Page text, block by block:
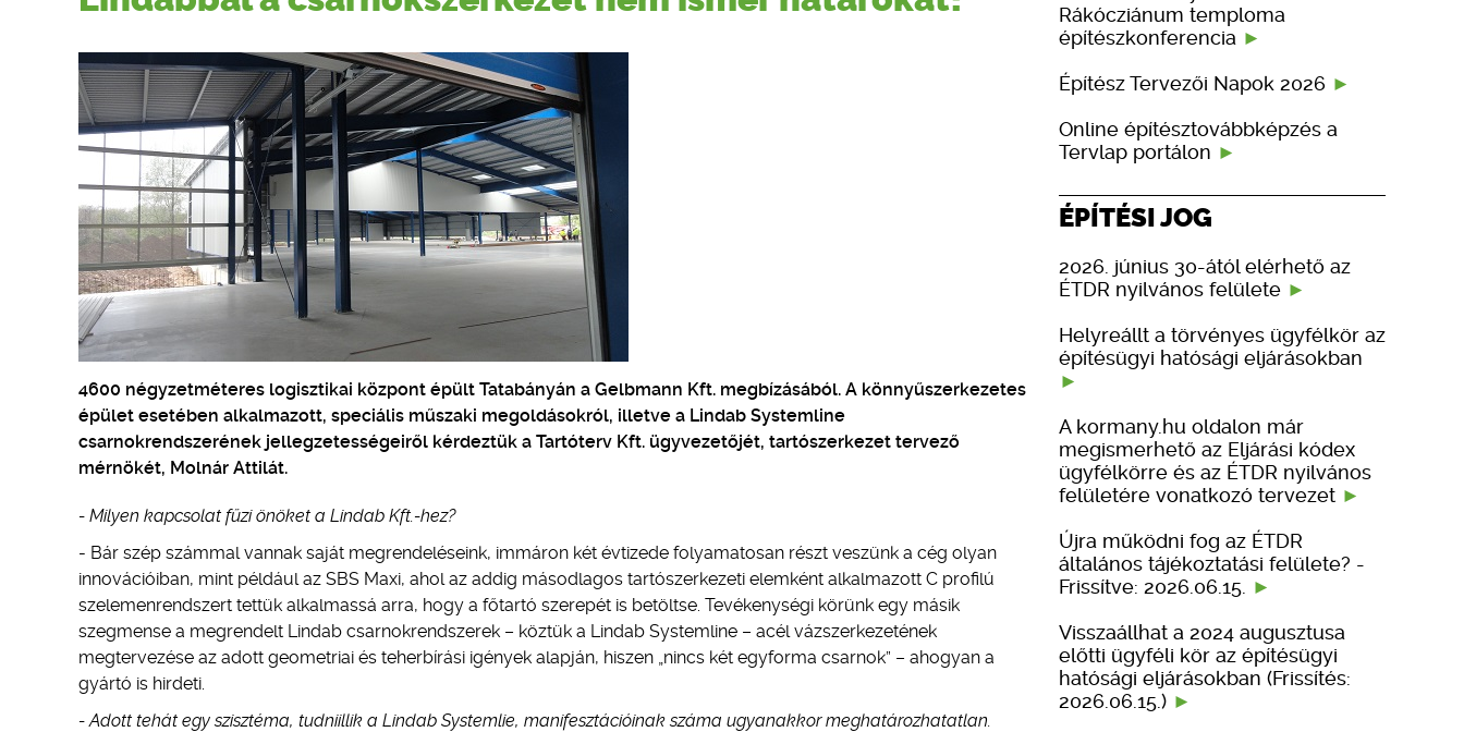
4600 négyzetméteres logisztikai központ épült Tatabányán a Gelbmann Kft. megbízásából. A könnyűszerkezetes
épület esetében alkalmazott, speciális műszaki megoldásokról, illetve a Lindab Systemline
csarnokrendszerének jellegzetességeiről kérdeztük a Tartóterv Kft. ügyvezetőjét, tartószerkezet tervező
mérnökét, Molnár Attilát.
- Milyen kapcsolat fűzi önöket a Lindab Kft.-hez?
- Bár szép számmal vannak saját megrendeléseink, immáron két évtizede folyamatosan részt veszünk a cég olyan
innovációiban, mint például az SBS Maxi, ahol az addig másodlagos tartószerkezeti elemként alkalmazott C profilú
szelemenrendszert tettük alkalmassá arra, hogy a főtartó szerepét is betöltse. Tevékenységi körünk egy másik
szegmense a megrendelt Lindab csarnokrendszerek – köztük a Lindab Systemline – acél vázszerkezetének
megtervezése az adott geometriai és teherbírási igények alapján, hiszen „nincs két egyforma csarnok” – ahogyan a
gyártó is hirdeti.
- Adott tehát egy szisztéma, tudniillik a Lindab Systemlie, manifesztációinak száma ugyanakkor meghatározhatatlan.
Rákócziánum temploma
építészkonferencia
Építész Tervezői Napok 2026
Online építésztovábbképzés a
Tervlap portálon
ÉPÍTÉSI JOG
2026. június 30-ától elérhető az
ÉTDR nyilvános felülete
Helyreállt a törvényes ügyfélkör az
építésügyi hatósági eljárásokban
A kormany.hu oldalon már
megismerhető az Eljárási kódex
ügyfélkörre és az ÉTDR nyilvános
felületére vonatkozó tervezet
Újra működni fog az ÉTDR
általános tájékoztatási felülete? -
Frissítve: 2026.06.15.
Visszaállhat a 2024 augusztusa
előtti ügyféli kör az építésügyi
hatósági eljárásokban (Frissítés:
2026.06.15.)